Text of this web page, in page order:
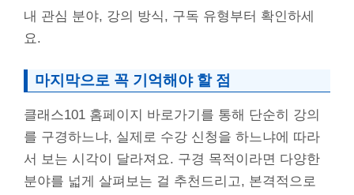
내 관심 분야, 강의 방식, 구독 유형부터 확인하세
요.
마지막으로 꼭 기억해야 할 점
클래스101 홈페이지 바로가기를 통해 단순히 강의
를 구경하느냐, 실제로 수강 신청을 하느냐에 따라
서 보는 시각이 달라져요. 구경 목적이라면 다양한
분야를 넓게 살펴보는 걸 추천드리고, 본격적으로